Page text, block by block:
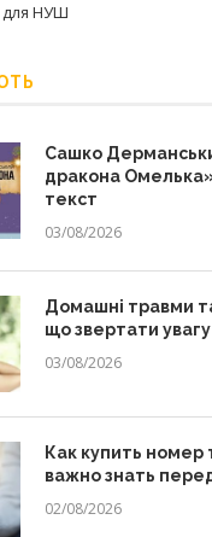
для НУШ
Сашко
дракона
текст
03/08/2026
Домашні травми
що звертати
03/08/2026
Как купить
важно знать
02/08/2026